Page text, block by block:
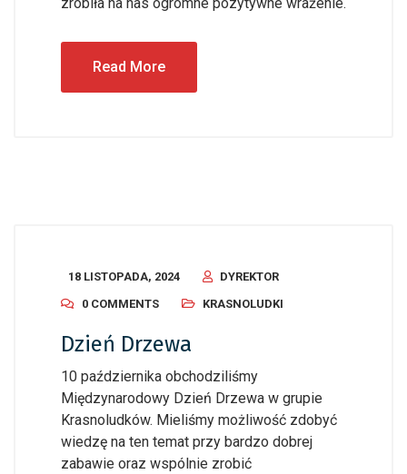
Read More
18 LISTOPADA, 2024
DYREKTOR
0 COMMENTS
KRASNOLUDKI
Dzień Drzewa
10 października obchodziliśmy
Międzynarodowy Dzień Drzewa w grupie
Krasnoludków. Mieliśmy możliwość zdobyć
wiedzę na ten temat przy bardzo dobrej
zabawie oraz wspólnie zrobić